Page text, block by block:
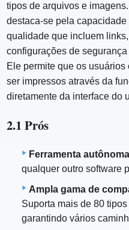
tipos de arquivos e
destaca-se pela
qualidade que incluem
configurações de
Ele permite que os
ser impressos através da
diretamente da interface do
2.1 Prós
Ferramenta
qualquer outro software
Ampla gama de
Suporta mais de 80
garantindo vários